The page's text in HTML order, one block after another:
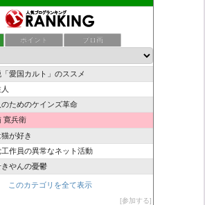
ポイント ブロ画
（万物の源）と徳 ＝大本神諭の一輪＋日月神示の神一厘
ちゃが速報
街宣のお供に！プラカード無料素材
「愛国カルト」のススメ
ためのケインズ革命
寛兵衛
が好き
工作員の異常なネット活動
やんの憂鬱
ヨにゅーす。
このカテゴリを全て表示
参加する